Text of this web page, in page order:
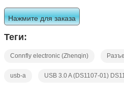
Нажмите для заказа
Теги:
Connfly electronic (Zhenqin)
usb-a USB 3.0 A (DS1107-01)